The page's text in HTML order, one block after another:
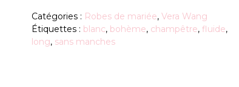
Catégories : Robes de mariée, Vera Wang
Étiquettes : blanc, bohème, champêtre, fluide,
long, sans manches